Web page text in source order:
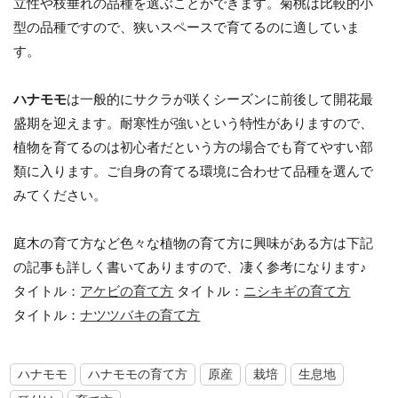
立性や枝垂れの品種を選ぶことができます。菊桃は比較的小
型の品種ですので、狭いスペースで育てるのに適していま
す。
ハナモモは一般的にサクラが咲くシーズンに前後して開花最
盛期を迎えます。耐寒性が強いという特性がありますので、
植物を育てるのは初心者だという方の場合でも育てやすい部
類に入ります。ご自身の育てる環境に合わせて品種を選んで
みてください。
庭木の育て方など色々な植物の育て方に興味がある方は下記
の記事も詳しく書いてありますので、凄く参考になります♪
タイトル： アケビの育て方 タイトル： ニシキギの育て方
タイトル：ナツツバキの育て方
ハナモモ ハナモモの育て方 原産 栽培
生息地